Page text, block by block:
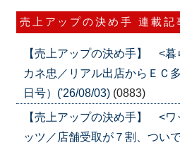
売上アップの決め手 連載記
【売上アップの決め手】 <
カネ忠／リアル出店からＥＣ
日号）('26/08/03) (0883)
【売上アップの決め手】 <
ッツ／店舗受取が７割、つい